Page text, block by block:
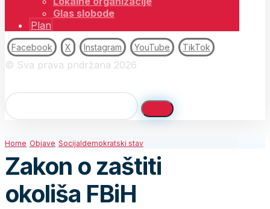
Glas slobode
Plan
Facebook X Instagram YouTube TikTok
© Sva prava pridržana 2026
Home Objave Socijaldemokratski stav
Zakon o zaštiti
okoliša FBiH